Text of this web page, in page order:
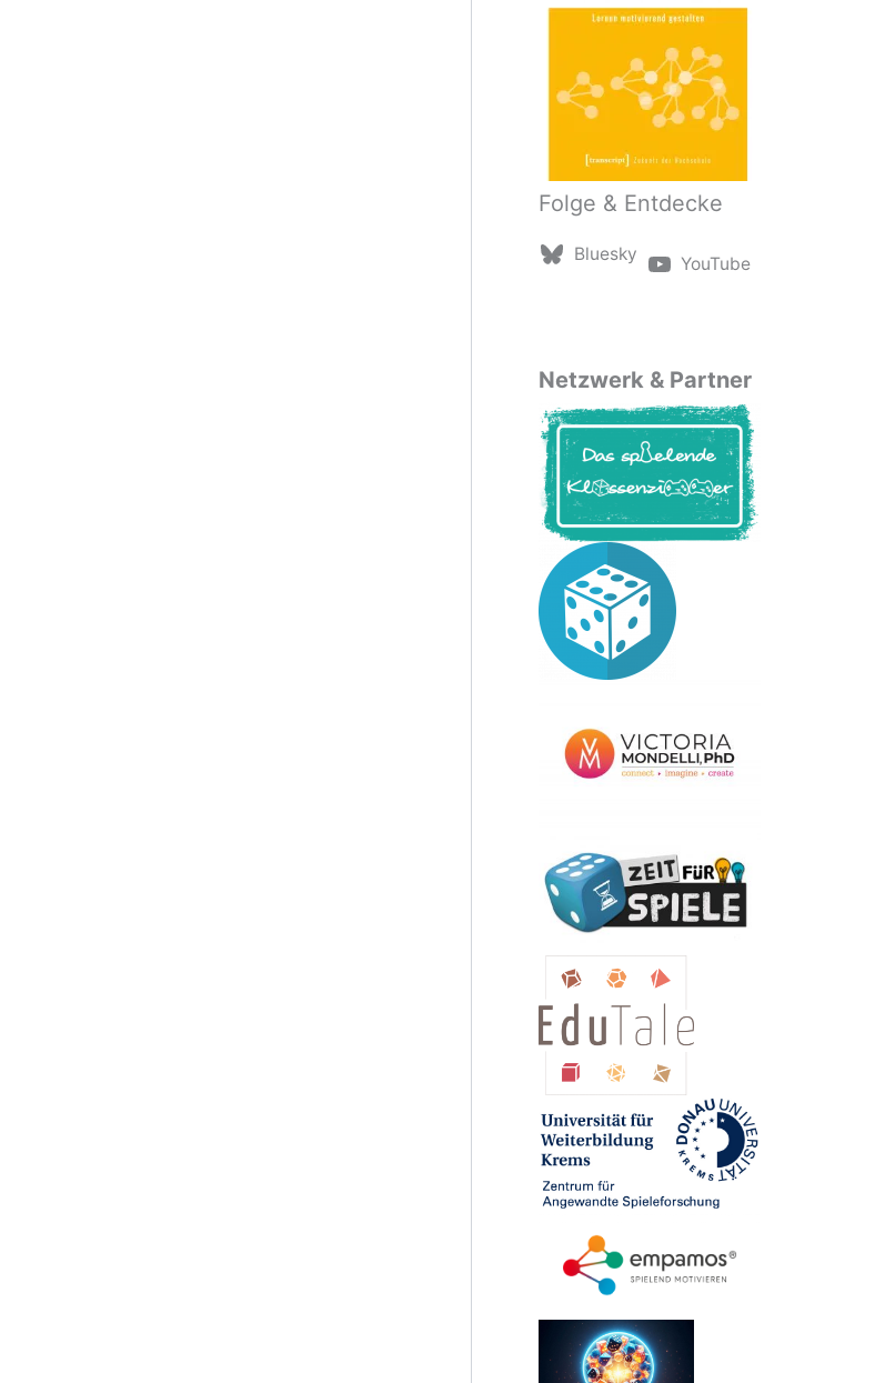
Folge & Entdecke
Bluesky YouTube
Netzwerk & Partner